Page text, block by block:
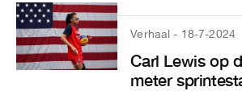
Verhaal - 18-7-2024
Carl Lewis op
meter